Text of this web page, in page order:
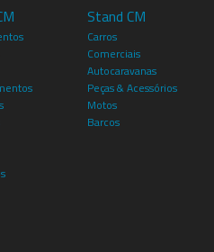
Stand CM
Carros
Comerciais
Autocaravanas
Peças & Acessórios
Motos
Barcos